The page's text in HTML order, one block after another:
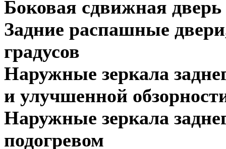
Боковая сдвижная
Задние распашные
градусов
Наружные зеркала
и улучшенной
Наружные зеркала
подогревом